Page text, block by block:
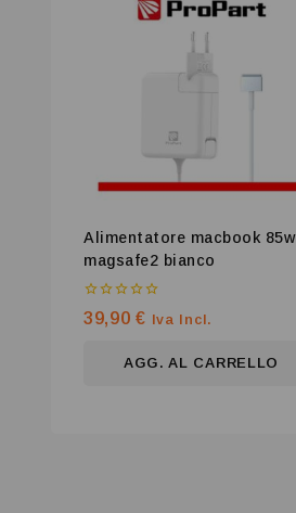
Alimentatore macbook 85w
magsafe2 bianco
0
su
39,90€ Iva Incl.
AGG. AL CARRELLO